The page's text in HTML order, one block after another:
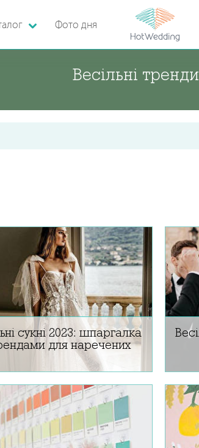
Фото дня
Весільні
сукні 2023: шпаргалка
для наречених
сукні 2023 у колекціях весна та
вбрання, образи з рукавами,
з тюлю: що одягнути в день
одруження в новому році.